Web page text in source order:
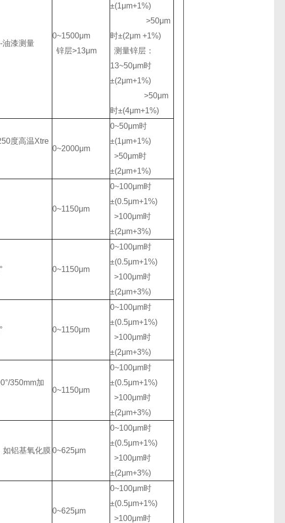
油漆测量
0~1500μm
锌层>13μm
±(1μm+1%)
>50μm
时±(2μm +1%)
测量锌层：
13~50μm时
±(2μm+1%)
>50μm
时±(4μm+1%)
度高温Xtre
0~2000μm
0~50μm时
±(1μm+1%)
>50μm时
±(2μm+1%)
0~1150μm
0~100μm时
±(0.5μm+1%)
>100μm时
±(2μm+3%)
0~1150μm
0~100μm时
±(0.5μm+1%)
>100μm时
±(2μm+3%)
0~1150μm
0~100μm时
±(0.5μm+1%)
>100μm时
±(2μm+3%)
350mm加
0~1150μm
0~100μm时
±(0.5μm+1%)
>100μm时
±(2μm+3%)
如铝基氧化膜 0~625μm
0~100μm时
±(0.5μm+1%)
>100μm时
±(2μm+3%)
0~625μm
0~100μm时
±(0.5μm+1%)
>100μm时